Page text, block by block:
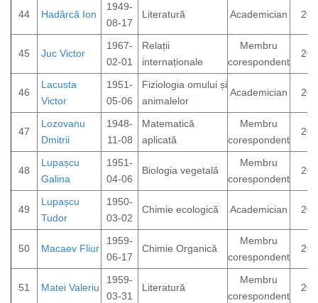
44 Hadârcă Ion
1949-
08-17
Literatură Academician
45 Juc Victor
1967-
02-01
Relații
internaționale
Membru
corespondent
46
Lacusta
Victor
1951-
05-06
Fiziologia omului și
animalelor
Academician
47
Lozovanu
Dmitrii
1948-
11-08
Matematică
aplicată
Membru
corespondent
48
Lupașcu
Galina
1951-
04-06
Biologia vegetală
Membru
corespondent
49
Lupașcu
Tudor
1950-
03-02
Chimie ecologică Academician
50 Macaev Fliur
1959-
06-17
Chimie Organică
Membru
corespondent
51 Matei Valeriu
1959-
03-31
Literatură
Membru
corespondent